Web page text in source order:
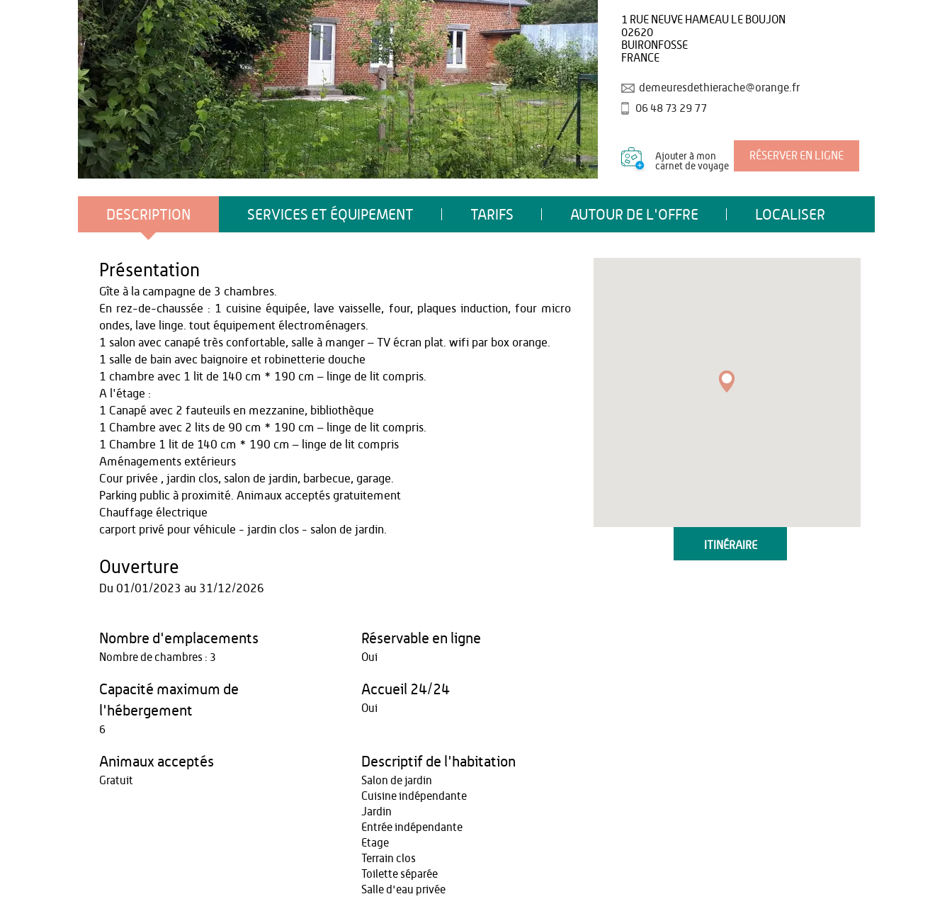
1 RUE NEUVE HAMEAU LE BOUJON
02620
BUIRONFOSSE
FRANCE
demeuresdethierache@orange.fr
06 48 73 29 77
Ajouter à mon
carnet de voyage
RÉSERVER EN LIGNE
DESCRIPTION SERVICES ET ÉQUIPEMENT TARIFS AUTOUR DE L'OFFRE LOCALISER
ITINÉRAIRE
Présentation
Gîte à la campagne de 3 chambres.
En rez-de-chaussée : 1 cuisine équipée, lave vaisselle, four, plaques induction, four micro
ondes, lave linge. tout équipement électroménagers.
1 salon avec canapé très confortable, salle à manger – TV écran plat. wifi par box orange.
1 salle de bain avec baignoire et robinetterie douche
1 chambre avec 1 lit de 140 cm * 190 cm – linge de lit compris.
A l'étage :
1 Canapé avec 2 fauteuils en mezzanine, bibliothèque
1 Chambre avec 2 lits de 90 cm * 190 cm – linge de lit compris.
1 Chambre 1 lit de 140 cm * 190 cm – linge de lit compris
Aménagements extérieurs
Cour privée , jardin clos, salon de jardin, barbecue, garage.
Parking public à proximité. Animaux acceptés gratuitement
Chauffage électrique
carport privé pour véhicule - jardin clos - salon de jardin.
Ouverture
Du 01/01/2023 au 31/12/2026
Nombre d'emplacements
Nombre de chambres : 3
Réservable en ligne
Oui
Capacité maximum de
l'hébergement
6
Accueil 24/24
Oui
Animaux acceptés
Gratuit
Descriptif de l'habitation
Salon de jardin
Cuisine indépendante
Jardin
Entrée indépendante
Etage
Terrain clos
Toilette séparée
Salle d'eau privée